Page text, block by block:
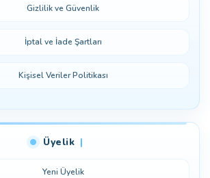
Gizlilik ve Güvenlik
İptal ve İade Şartları
Kişisel Veriler Politikası
Üyelik
Yeni Üyelik